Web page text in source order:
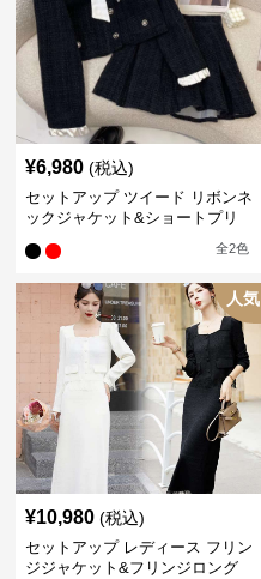
¥6,980 (税込)
セットアップ ツイード リボンネ
ックジャケット&ショートプリ
全2色
人気
¥10,980 (税込)
セットアップ レディース フリン
ジジャケット&フリンジロング